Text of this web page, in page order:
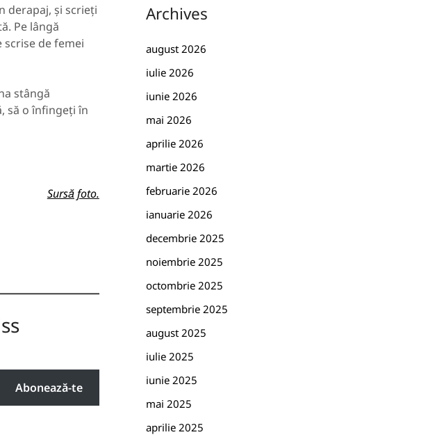
derapaj, și scrieți
Pe lângă
de femei
stângă
să o înfingeți în
Sursă foto.
Abonează-te
Archives
august 2026
iulie 2026
iunie 2026
mai 2026
aprilie 2026
martie 2026
februarie 2026
ianuarie 2026
decembrie 2025
noiembrie 2025
octombrie 2025
septembrie 2025
august 2025
iulie 2025
iunie 2025
mai 2025
aprilie 2025